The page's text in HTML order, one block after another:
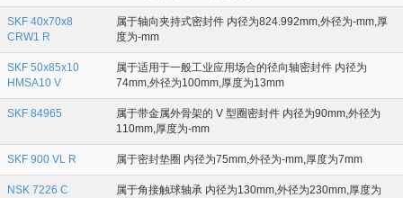
SKF 40x70x8
CRW1 R
属于轴向夹持式密封件 内径为824.992mm,外径为-mm,厚
度为-mm
SKF 50x85x10
HMSA10 V
属于适用于一般工业应用场合的径向轴密封件 内径为
74mm,外径为100mm,厚度为13mm
SKF 84965
属于带金属外骨架的 V 型圈密封件 内径为90mm,外径为
110mm,厚度为-mm
SKF 900 VL R 属于密封垫圈 内径为75mm,外径为-mm,厚度为7mm
NSK 7226 C
属于角接触球轴承 内径为130mm,外径为230mm,厚度为